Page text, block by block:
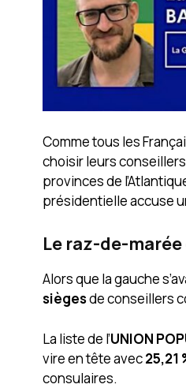
Comme tous les
choisir leurs
provinces de
présidentielle accuse
Le raz-de-
Alors que la gauche
siègesde conseillers
La liste de l’UNION
vire en tête avec25,21
consulaires.